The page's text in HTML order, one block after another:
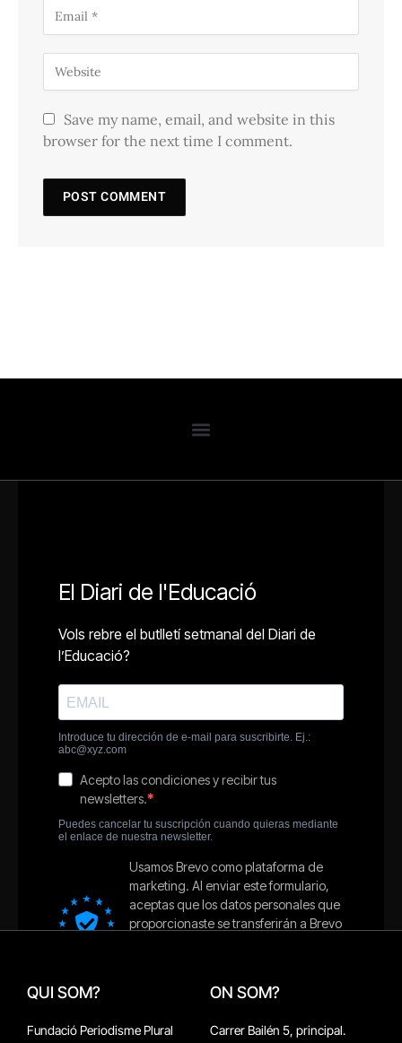
Save my name, email, and website in this
browser for the next time I comment.
QUI SOM?
Fundació Periodisme Plural
ON SOM?
Carrer Bailén 5, principal.